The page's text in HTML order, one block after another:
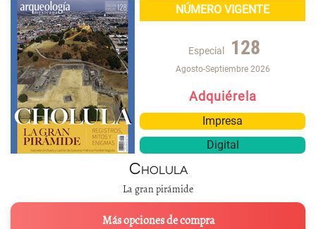
NÚMERO VIGENTE
Especial 128
Agosto-Septiembre 2026
Adquiérela
Impresa
Digital
Cholula
La gran pirámide
Más opciones de compra